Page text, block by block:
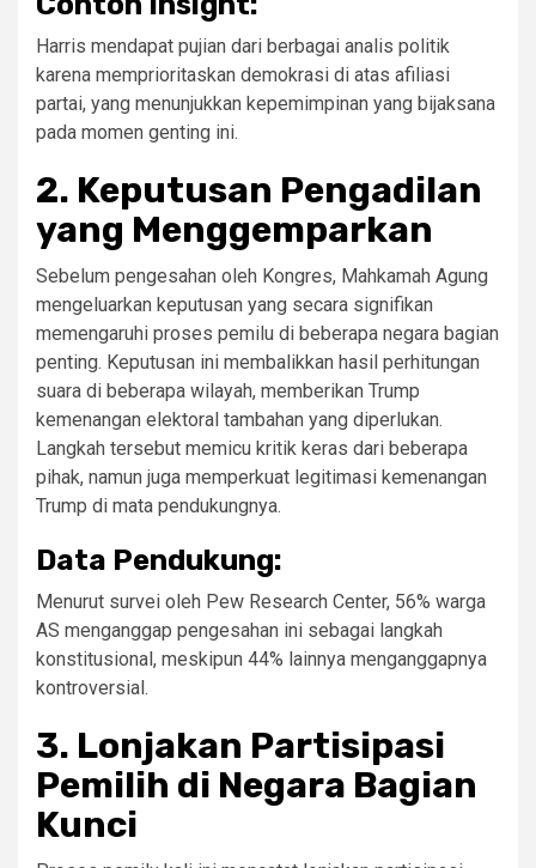
Harris mendapat pujian dari berbagai analis politik
karena memprioritaskan demokrasi di atas afiliasi
partai, yang menunjukkan kepemimpinan yang bijaksana
pada momen genting ini.
2. Keputusan Pengadilan
yang Menggemparkan
Sebelum pengesahan oleh Kongres, Mahkamah Agung
mengeluarkan keputusan yang secara signifikan
memengaruhi proses pemilu di beberapa negara bagian
penting. Keputusan ini membalikkan hasil perhitungan
suara di beberapa wilayah, memberikan Trump
kemenangan elektoral tambahan yang diperlukan.
Langkah tersebut memicu kritik keras dari beberapa
pihak, namun juga memperkuat legitimasi kemenangan
Trump di mata pendukungnya.
Data Pendukung:
Menurut survei oleh Pew Research Center, 56% warga
AS menganggap pengesahan ini sebagai langkah
konstitusional, meskipun 44% lainnya menganggapnya
kontroversial.
3. Lonjakan Partisipasi
Pemilih di Negara Bagian
Kunci